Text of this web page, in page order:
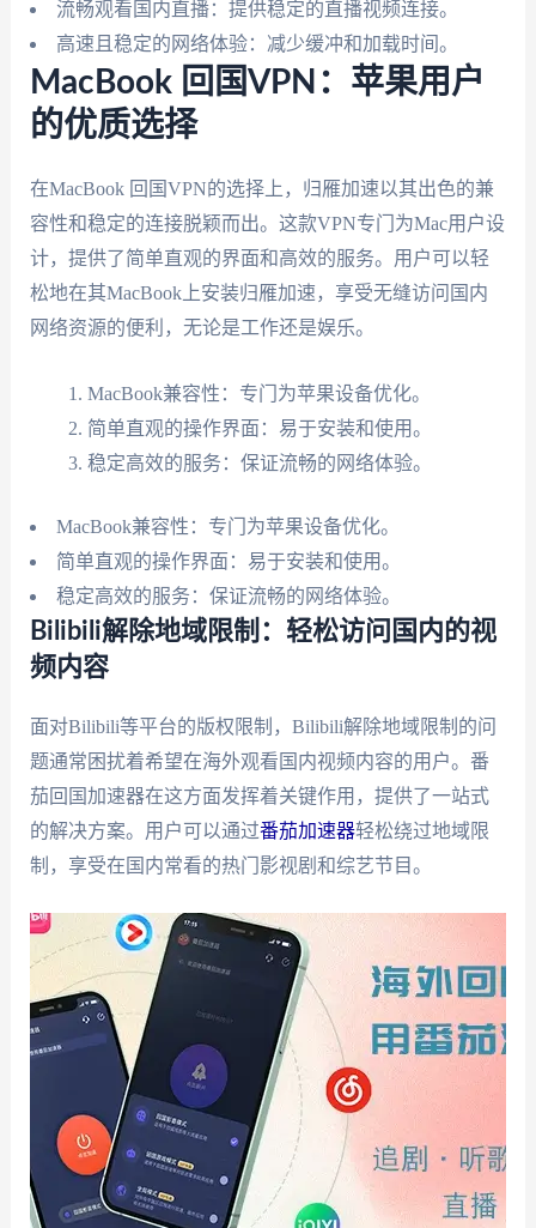
流畅观看国内直播：提供稳定的直播视频连接。
高速且稳定的网络体验：减少缓冲和加载时间。
MacBook 回国VPN：苹果用户
的优质选择
在MacBook 回国VPN的选择上，归雁加速以其出色的兼
容性和稳定的连接脱颖而出。这款VPN专门为Mac用户设
计，提供了简单直观的界面和高效的服务。用户可以轻
松地在其MacBook上安装归雁加速，享受无缝访问国内
网络资源的便利，无论是工作还是娱乐。
MacBook兼容性：专门为苹果设备优化。
简单直观的操作界面：易于安装和使用。
稳定高效的服务：保证流畅的网络体验。
MacBook兼容性：专门为苹果设备优化。
简单直观的操作界面：易于安装和使用。
稳定高效的服务：保证流畅的网络体验。
Bilibili解除地域限制：轻松访问国内的视
频内容
面对Bilibili等平台的版权限制，Bilibili解除地域限制的问
题通常困扰着希望在海外观看国内视频内容的用户。番
茄回国加速器在这方面发挥着关键作用，提供了一站式
的解决方案。用户可以通过番茄加速器轻松绕过地域限
制，享受在国内常看的热门影视剧和综艺节目。